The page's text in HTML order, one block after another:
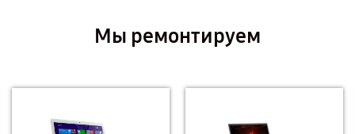
Мы ремонтируем